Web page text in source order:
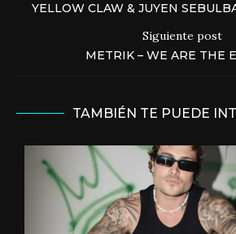
YELLOW CLAW & JUYEN
Siguiente post
METRIK – WE ARE THE
TAMBIÉN TE PUEDE